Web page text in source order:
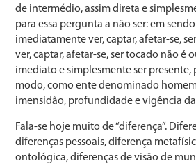
de intermédio, assim direta e
para essa pergunta a não ser: em
imediatamente ver, captar, afetar-se,
ver, captar, afetar-se, ser tocado não é
imediato e simplesmente ser presente,
modo, como ente denominado
imensidão, profundidade e vigência da
Fala-se hoje muito de “diferença”.
diferenças pessoais, diferença
ontológica, diferenças de visão de